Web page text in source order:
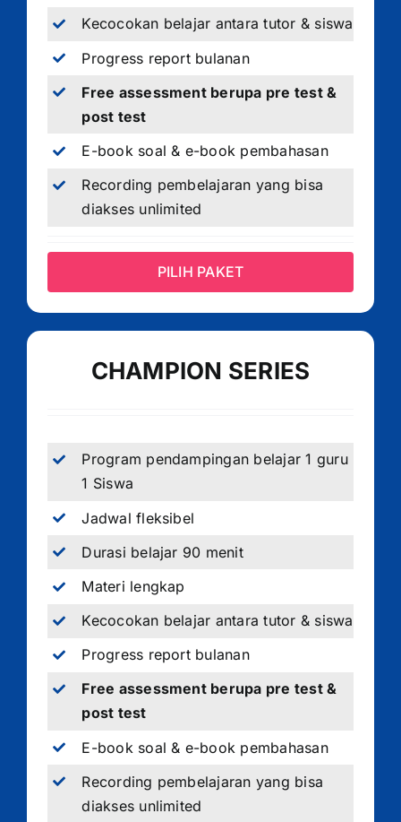
Kecocokan belajar antara tutor & siswa
Progress report bulanan
Free assessment berupa pre test &
post test
E-book soal & e-book pembahasan
Recording pembelajaran yang bisa
diakses unlimited
PILIH PAKET
CHAMPION SERIES
Program pendampingan belajar 1 guru
1 Siswa
Jadwal fleksibel
Durasi belajar 90 menit
Materi lengkap
Kecocokan belajar antara tutor & siswa
Progress report bulanan
Free assessment berupa pre test &
post test
E-book soal & e-book pembahasan
Recording pembelajaran yang bisa
diakses unlimited